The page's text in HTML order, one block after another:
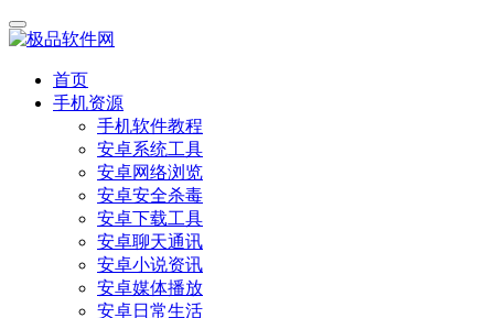
首页
手机资源
手机软件教程
安卓系统工具
安卓网络浏览
安卓安全杀毒
安卓下载工具
安卓聊天通讯
安卓小说资讯
安卓媒体播放
安卓日常生活